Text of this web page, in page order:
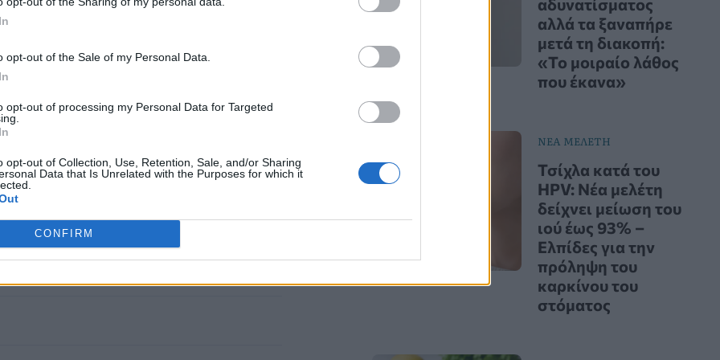
opt-out of the Sale of my Personal Data.
opt-out of processing my Personal Data for Targeted
opt-out of Collection, Use, Retention, Sale, and/or Sharing
Data that Is Unrelated with the Purposes for which it
CONFIRM
να μεταβάλλονται απότομα,
και αυξημένη πείνα.
φυσικά μέσα στη μέρα »,
διατροφής σύμφωνα με
είναι οιαπότομες
που χωνεύονται πιο αργά —
λιπαρά — βοηθούν τοσάκχαρονα
αδυνατίσματος
αλλά τα ξαναπήρε
μετά τη διακοπή:
«Το μοιραίο λάθος
που έκανα»
ΝΕΑ ΜΕΛΕΤΗ
Τσίχλα κατά του
HPV: Νέα μελέτη
δείχνει μείωση του
ιού έως 93% –
Ελπίδες για την
πρόληψη του
καρκίνου του
στόματος